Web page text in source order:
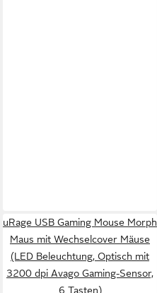
uRage USB Gaming Mouse Morph
Maus mit Wechselcover Mäuse
(LED Beleuchtung, Optisch mit
3200 dpi Avago Gaming-Sensor,
6 Tasten)